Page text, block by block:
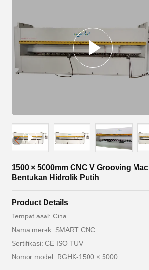
1500 × 5000mm CNC V Grooving
Bentukan Hidrolik Putih
Product Details
Tempat asal: Cina
Nama merek: SMART CNC
Sertifikasi: CE ISO TUV
Nomor model: RGHK-1500 × 5000